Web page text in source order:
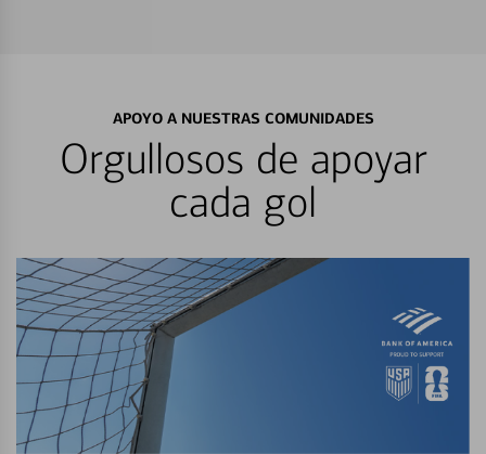
APOYO A NUESTRAS COMUNIDADES
Orgullosos de apoyar
cada gol